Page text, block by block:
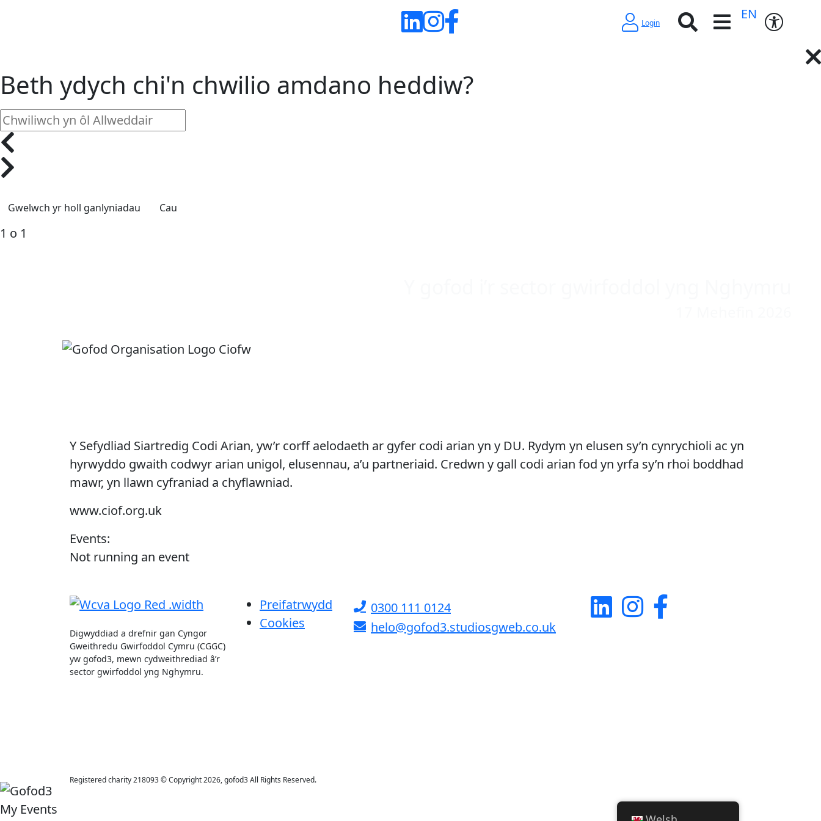
Login
EN
Beth ydych chi'n chwilio amdano heddiw?
Cau
1 o 1
Y Sefydliad Siartredig Codi Arian, yw’r corff aelodaeth ar gyfer codi arian yn y DU. Rydym yn elusen sy’n cynrychioli ac yn
hyrwyddo gwaith codwyr arian unigol, elusennau, a’u partneriaid. Credwn y gall codi arian fod yn yrfa sy’n rhoi boddhad
mawr, yn llawn cyfraniad a chyflawniad.
www.ciof.org.uk
Events:
Not running an event
Digwyddiad a drefnir gan Cyngor
Gweithredu Gwirfoddol Cymru (CGGC)
yw gofod3, mewn cydweithrediad â’r
sector gwirfoddol yng Nghymru.
Preifatrwydd
Cookies
0300 111 0124
helo@gofod3.studiosgweb.co.uk
Registered charity 218093 © Copyright 2026, gofod3 All Rights Reserved.
My Events